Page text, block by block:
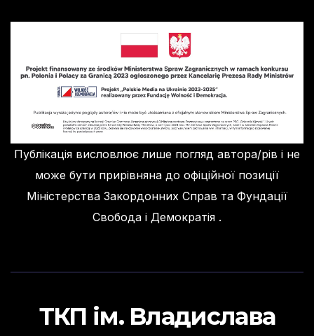
Публікація висловлює лише погляд автора/рів і не
може бути прирівняна до офіційної позиції
Міністерства Закордонних Справ та Фундації
Свобода і Демократія .
ТКП ім. Владислава